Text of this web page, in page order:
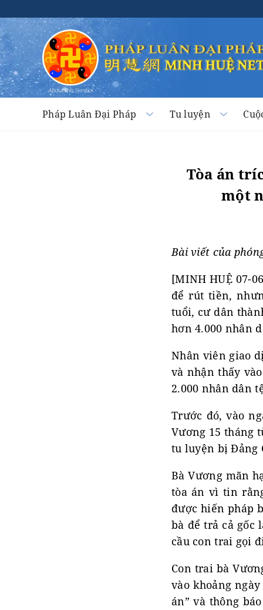
Pháp Luân Đại Pháp Tu luyện
Tòa án
một
Bài viết của
[MINH HUỆ 07-
để rút tiền,
tuổi, cư dân
hơn 4.000 nhân
Nhân viên giao
và nhận thấy
2.000 nhân dân
Trước đó, vào
Vương 15 tháng
tu luyện bị Đảng
Bà Vương mãn
tòa án vì tin
được hiến pháp
bà để trả cả gốc
cầu con trai gọi
Con trai bà
vào khoảng
án” và thông